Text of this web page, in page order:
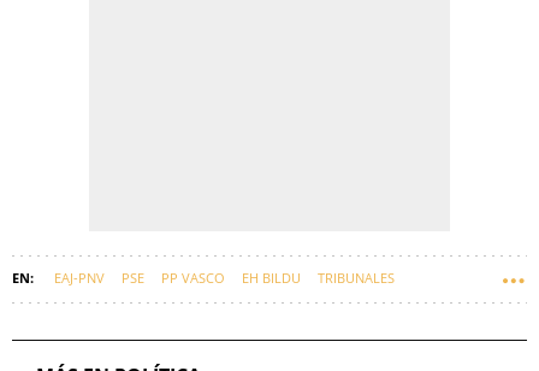
EAJ-PNV PSE PP VASCO EH BILDU TRIBUNALES